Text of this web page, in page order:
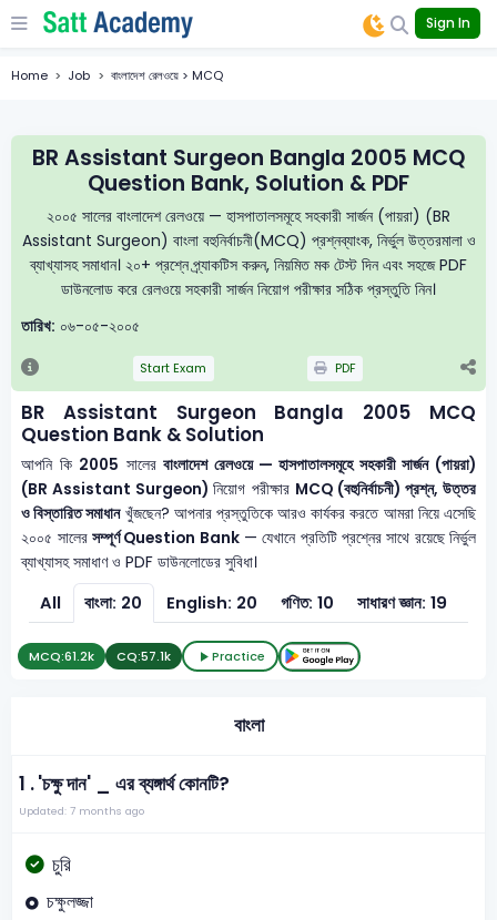
Sign In
Home Job বাংলাদেশ রেলওয়ে > MCQ
BR Assistant Surgeon Bangla 2005 MCQ
Question Bank, Solution & PDF
২০০৫ সালের বাংলাদেশ রেলওয়ে — হাসপাতালসমূহে সহকারী সার্জন (পায়রা) (BR
Assistant Surgeon) বাংলা বহুনির্বাচনী(MCQ) প্রশ্নব্যাংক, নির্ভুল উত্তরমালা ও
ব্যাখ্যাসহ সমাধান। ২০+ প্রশ্নে প্র্যাকটিস করুন, নিয়মিত মক টেস্ট দিন এবং সহজে PDF
ডাউনলোড করে রেলওয়ে সহকারী সার্জন নিয়োগ পরীক্ষার সঠিক প্রস্তুতি নিন।
তারিখ: ০৬-০৫-২০০৫
Start Exam PDF
BR Assistant Surgeon Bangla 2005 MCQ
Question Bank & Solution
আপনি কি 2005 সালেরবাংলাদেশ রেলওয়ে — হাসপাতালসমূহে সহকারী সার্জন (পায়রা)
(BR Assistant Surgeon)নিয়োগ পরীক্ষার MCQ (বহুনির্বাচনী) প্রশ্ন, উত্তর
ও বিস্তারিত সমাধানখুঁজছেন? আপনার প্রস্তুতিকে আরও কার্যকর করতে আমরা নিয়ে এসেছি
২০০৫ সালের সম্পূর্ণ Question Bank— যেখানে প্রতিটি প্রশ্নের সাথে রয়েছে নির্ভুল
ব্যাখ্যাসহ সমাধাণ ও PDF ডাউনলোডের সুবিধা।
All বাংলা: 20 English: 20 গণিত: 10 সাধারণ জ্ঞান: 19
MCQ:61.2k CQ:57.1k Practice
বাংলা
1 .'চক্ষু দান' _ এর ব্যঙ্গার্থ কোনটি?
Updated: 7 months ago
চুরি
চক্ষুলজ্জা